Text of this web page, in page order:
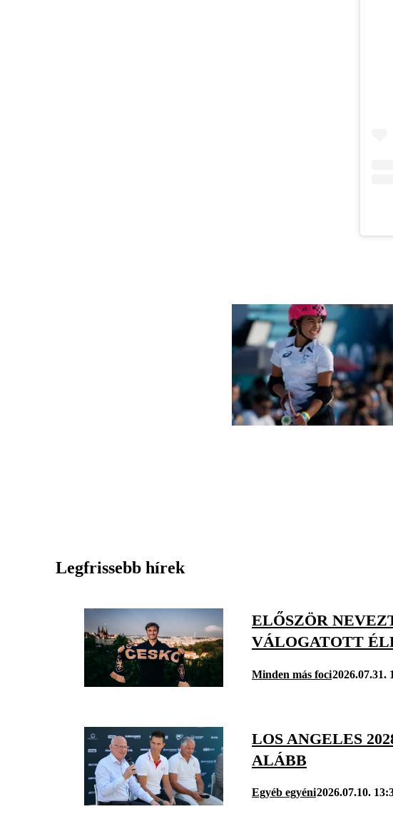
Legfrissebb hírek
ELŐSZÖR
VÁLOGATOTT
Minden más foci2026.07.31.
LOS ANGELES
ALÁBB
Egyéb egyéni2026.07.10.